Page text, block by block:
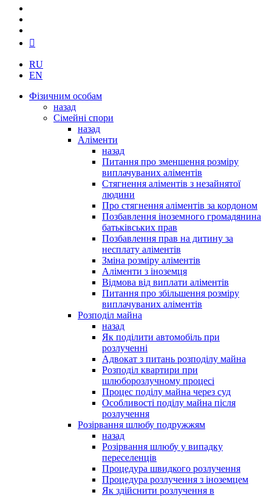
RU
EN
Фізичним особам
назад
Сімейні спори
назад
Аліменти
назад
Питання про зменшення розміру
виплачуваних аліментів
Стягнення аліментів з незайнятої
людини
Про стягнення аліментів за кордоном
Позбавлення іноземного громадянина
батьківських прав
Позбавлення прав на дитину за
несплату аліментів
Зміна розміру аліментів
Аліменти з іноземця
Відмова від виплати аліментів
Питання про збільшення розміру
виплачуваних аліментів
Розподіл майна
назад
Як поділити автомобіль при
розлученні
Адвокат з питань розподілу майна
Розподіл квартири при
шлюборозлучному процесі
Процес поділу майна через суд
Особливості поділу майна після
розлучення
Розірвання шлюбу подружжям
назад
Розірвання шлюбу у випадку
переселенців
Процедура швидкого розлучення
Процедура розлучення з іноземцем
Як здійснити розлучення в